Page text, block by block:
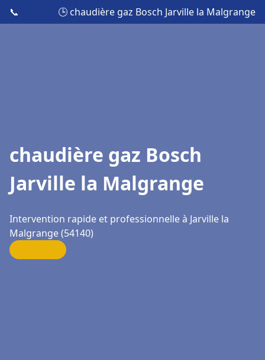
📞 🕒 chaudière gaz Bosch Jarville la Malgrange
chaudière gaz Bosch
Jarville la Malgrange
Intervention rapide et professionnelle à Jarville la
Malgrange (54140)